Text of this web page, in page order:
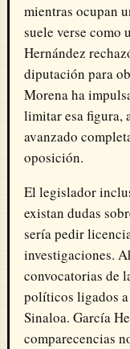
mientras ocupan
suele verse como
Hernández
diputación para
Morena ha
limitar esa figura,
avanzado
oposición.
El legislador
existan dudas
sería pedir
investigaciones.
convocatorias de
políticos ligados
Sinaloa. García
comparecencias